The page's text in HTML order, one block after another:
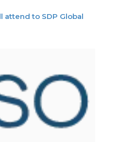
attend to SDP Global